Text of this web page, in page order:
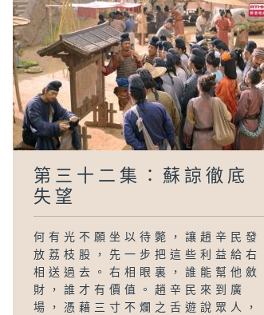
第三十二集：蘇諒徹底
失望
何有光不願坐以待斃，讓趙辛民發
放荔枝股，先一步把這些利益給右
相送過去。右相眼裏，誰能幫他斂
財，誰才有價值。趙辛民來到廣
場，憑藉三寸不爛之舌遊說眾人，